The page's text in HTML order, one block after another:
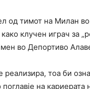
од тимот на Милан
клучен играч за
во Депортиво
реализира, тоа би
на кариерата